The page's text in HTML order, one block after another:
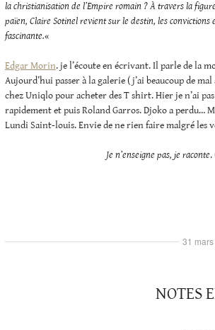
la christianisation de l’Empire romain ?À travers la
païen, Claire Sotinel revient sur le destin, les
fascinante.«
Edgar Morin. je l’écoute en écrivant. Il parle de la
Aujourd’hui passer à la galerie ( j’ai beaucoup de
chez Uniqlo pour acheter des T shirt. Hier je n’ai
rapidement et puis Roland Garros. Djoko a perdu…
Lundi Saint-louis. Envie de ne rien faire malgré les
Je n’enseigne pas, je raconte.
NOTES
31